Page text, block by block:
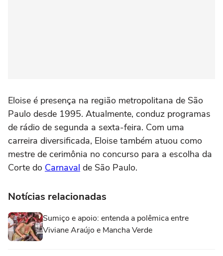
Eloise é presença na região metropolitana de São
Paulo desde 1995. Atualmente, conduz programas
de rádio de segunda a sexta-feira. Com uma
carreira diversificada, Eloise também atuou como
mestre de cerimônia no concurso para a escolha da
Corte do Carnaval de São Paulo.
Notícias relacionadas
Sumiço e apoio: entenda a polêmica entre
Viviane Araújo e Mancha Verde